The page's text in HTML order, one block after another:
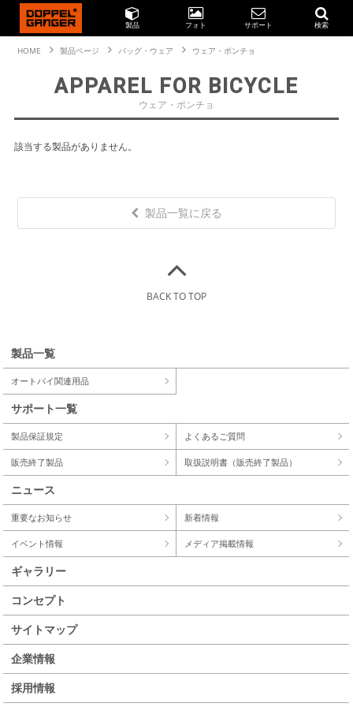
製品 フォト サポート 検索
HOME 製品ページ バッグ・ウェア ウェア・ポンチョ
APPAREL FOR BICYCLE
ウェア・ポンチョ
該当する製品がありません。
製品一覧に戻る
BACK TO TOP
製品一覧
オートバイ関連用品
サポート一覧
製品保証規定 よくあるご質問
販売終了製品 取扱説明書（販売終了製品）
ニュース
重要なお知らせ 新着情報
イベント情報 メディア掲載情報
ギャラリー
コンセプト
サイトマップ
企業情報
採用情報